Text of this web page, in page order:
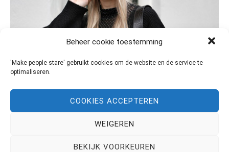
Beheer cookie toestemming
'Make people stare' gebruikt cookies om de website en de service te
optimaliseren.
COOKIES ACCEPTEREN
WEIGEREN
BEKIJK VOORKEUREN